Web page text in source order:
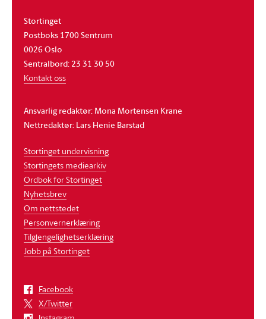
Stortinget
Postboks 1700 Sentrum
0026 Oslo
Sentralbord: 23 31 30 50
Kontakt oss
Ansvarlig redaktør: Mona Mortensen Krane
Nettredaktør: Lars Henie Barstad
Stortinget undervisning
Stortingets mediearkiv
Ordbok for Stortinget
Nyhetsbrev
Om nettstedet
Personvernerklæring
Tilgjengelighetserklæring
Jobb på Stortinget
Facebook
X/Twitter